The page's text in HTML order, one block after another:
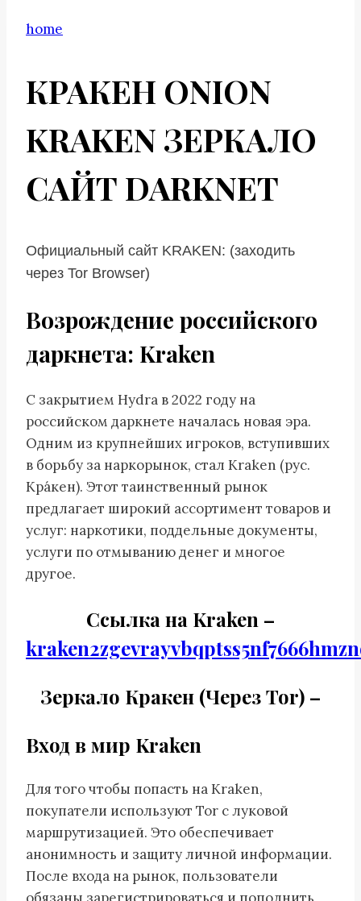
home
КРАКЕН ONION
KRAKEN ЗЕРКАЛО
САЙТ DARKNET
Официальный сайт KRAKEN: (заходить
через Tor Browser)
Возрождение российского
даркнета: Kraken
С закрытием Hydra в 2022 году на
российском даркнете началась новая эра.
Одним из крупнейших игроков, вступивших
в борьбу за наркорынок, стал Kraken (рус.
Кра́кен). Этот таинственный рынок
предлагает широкий ассортимент товаров и
услуг: наркотики, поддельные документы,
услуги по отмыванию денег и многое
другое.
Cсылка на Kraken –
Зеркало Кракен (Через Tor) –
Вход в мир Kraken
Для того чтобы попасть на Kraken,
покупатели используют Tor с луковой
маршрутизацией. Это обеспечивает
анонимность и защиту личной информации.
После входа на рынок, пользователи